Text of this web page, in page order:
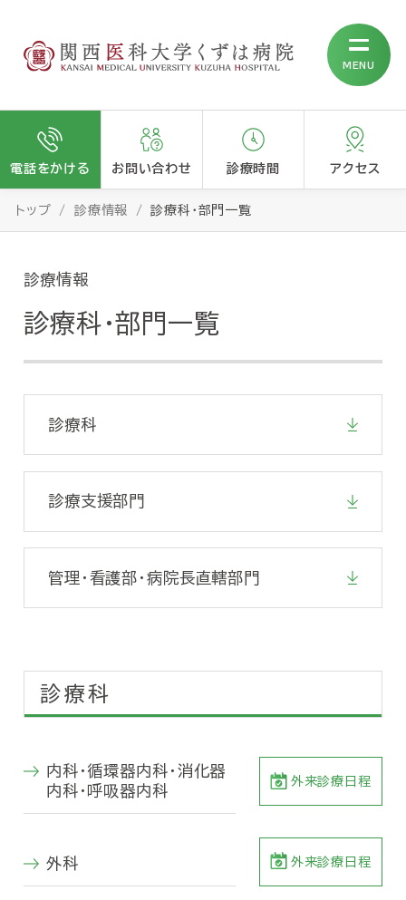
MENU
電話をかける お問い合わせ 診療時間 アクセス
トップ 診療情報 診療科・部門一覧
診療情報
診療科・部門一覧
診療科
診療支援部門
管理・看護部・病院長直轄部門
診療科
内科・循環器内科・消化器
内科・呼吸器内科
外来診療日程
外科 外来診療日程